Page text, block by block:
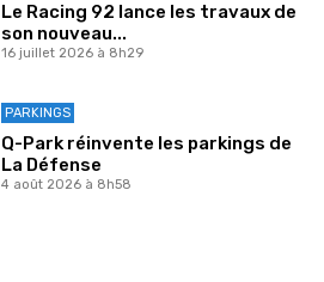
Le Racing 92 lance les travaux de
son nouveau...
16 juillet 2026 à 8h29
PARKINGS
Q-Park réinvente les parkings de
La Défense
4 août 2026 à 8h58